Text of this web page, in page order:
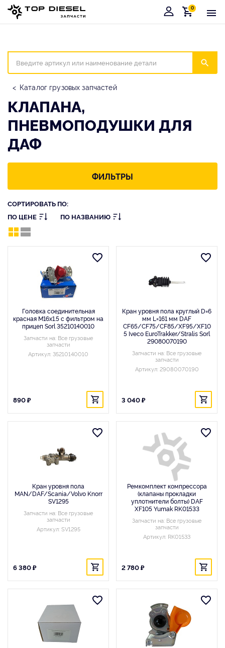
Корзина
0
Каталог грузовых запчастей
КЛАПАНА,
ПНЕВМОПОДУШКИ ДЛЯ
ДАФ
ФИЛЬТРЫ
СОРТИРОВАТЬ ПО:
ПО ЦЕНЕ
ПО НАЗВАНИЮ
Головка соединительная
красная M16x1.5 с фильтром на
прицеп Sorl 35210140010
Запчасти на: Все грузовые
запчасти
Артикул: 35210140010
890 ₽
Кран уровня пола круглый D=6
мм L=161 мм DAF
CF65/CF75/CF85/XF95/XF10
5 Iveco EuroTrakker/Stralis Sorl
29080070190
Запчасти на: Все грузовые
запчасти
Артикул: 29080070190
3 040 ₽
Кран уровня пола
MAN/DAF/Scania/Volvo Knorr
SV1295
Запчасти на: Все грузовые
запчасти
Артикул: SV1295
6 380 ₽
Ремкомплект компрессора
(клапаны прокладки
уплотнители болты) DAF
XF105 Yumak RK01533
Запчасти на: Все грузовые
запчасти
Артикул: RK01533
2 780 ₽